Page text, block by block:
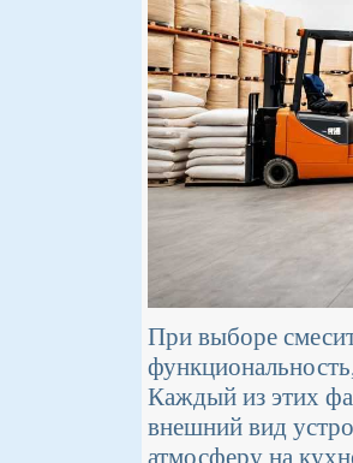
При выборе
Каждый из этих
внешний вид
атмосферу на